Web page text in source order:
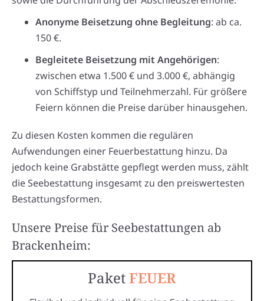
Anonyme Beisetzung ohne Begleitung: ab ca.
150 €.
Begleitete Beisetzung mit Angehörigen:
zwischen etwa 1.500 € und 3.000 €, abhängig
von Schiffstyp und Teilnehmerzahl. Für größere
Feiern können die Preise darüber hinausgehen.
Zu diesen Kosten kommen die regulären
Aufwendungen einer Feuerbestattung hinzu. Da
jedoch keine Grabstätte gepflegt werden muss, zählt
die Seebestattung insgesamt zu den preiswertesten
Bestattungsformen.
Unsere Preise für Seebestattungen ab
Brackenheim:
PaketFEUER